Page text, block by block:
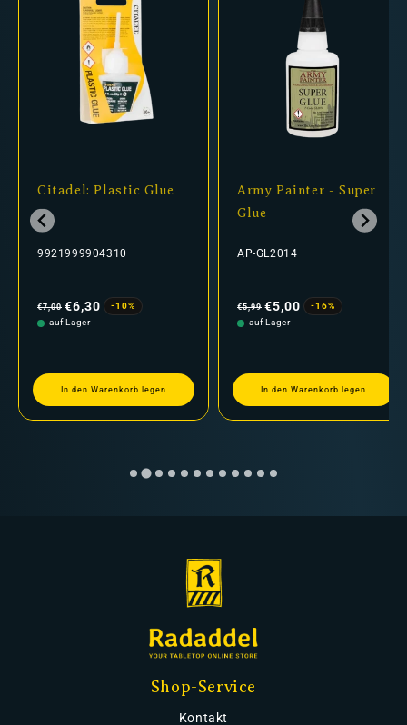
Citadel: Plastic Glue
9921999904310
Preis
€7,00 €6,30
-10%
auf Lager
In den Warenkorb legen
Army Painter - Super
Glue
AP-GL2014
Preis
€5,99 €5,00
-16%
auf Lager
In den Warenkorb legen
Shop-Service
Kontakt